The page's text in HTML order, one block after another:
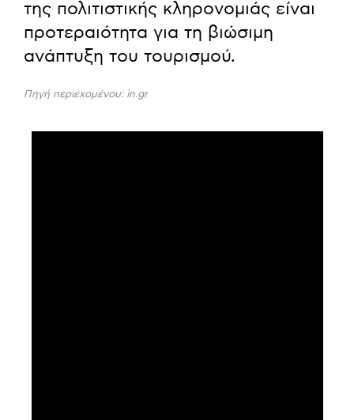
της πολιτιστικής κληρονομιάς είναι
προτεραιότητα για τη βιώσιμη
ανάπτυξη του τουρισμού.
Πηγή περιεχομένου: in.gr